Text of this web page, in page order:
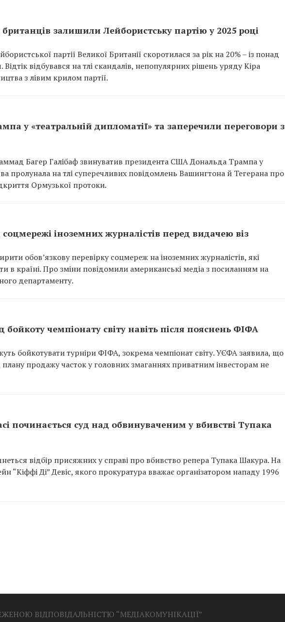
залишили Лейбористську партію у 2025 році
партії Великої Британії скоротилася за рік на 20% – із понад
відбувався на тлі скандалів, непопулярних рішень уряду Кіра
з лівим крилом партії.
у «театральній дипломатії» та заперечили переговори з
Багер Галібаф звинуватив президента США Дональда Трампа у
пролунала на тлі суперечливих повідомлень Вашингтона й Тегерана про
Ормузької протоки.
іноземних журналістів перед видачею віз
обов’язкову перевірку соцмереж на іноземних журналістів, які
в країні. Про зміни повідомили американські медіа з посиланням на
департаменту.
чемпіонату світу навіть після пояснень ФІФА
бойкотувати турніри ФІФА, зокрема чемпіонат світу. УЄФА заявила, що
плану продажу часток у головних змаганнях приватним інвесторам не
починається суд над обвинуваченим у вбивстві Тупака
відбір присяжних у справі про вбивство репера Тупака Шакура. На
“Кіффі Ді” Девіс, якого прокуратура вважає організатором нападу 1996
ВІДПОВІДАЛЬНІСТЮ “МЕДІАКОМУНІКАЦІЇ”